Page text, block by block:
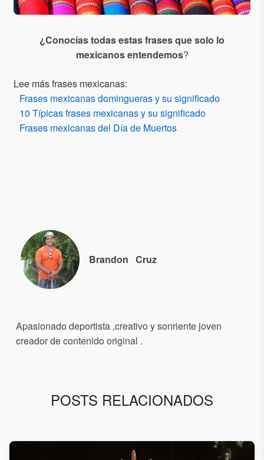
¿Conocías todas estas frases que solo lo
mexicanos entendemos?
Lee más frases mexicanas:
Frases mexicanas domingueras y su significado
10 Típicas frases mexicanas y su significado
Frases mexicanas del Día de Muertos
Brandon Cruz
Apasionado deportista ,creativo y sonriente joven
creador de contenido original .
POSTS RELACIONADOS